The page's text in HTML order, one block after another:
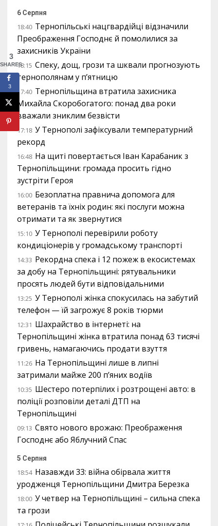
6 Серпня
18:40 Тернопільські нацгвардійці відзначили
Преображення Господнє й помолилися за
захисників України
18:15 Спеку, дощ, грози та шквали прогнозують
тернополянам у п’ятницю
17:40 Тернопільщина втратила захисника
Михайла Скоробогатого: понад два роки
вважали зниклим безвісти
17:18 У Тернополі зафіксували температурний
рекорд
16:48 На щиті повертається Іван Карабаник з
Тернопільщини: громада просить гідно
зустріти Героя
16:00 Безоплатна правнича допомога для
ветеранів та їхніх родин: які послуги можна
отримати та як звернутися
15:10 У Тернополі перевірили роботу
кондиціонерів у громадському транспорті
14:33 Рекордна спека і 12 пожеж в екосистемах
за добу на Тернопільщині: рятувальники
просять людей бути відповідальними
13:25 У Тернополі жінка спокусилась на забутий
телефон — їй загрожує 8 років тюрми
12:31 Шахрайство в інтернеті: на
Тернопільщині жінка втратила понад 63 тисячі
гривень, намагаючись продати взуття
11:26 На Тернопільщині лише в липні
затримали майже 200 п’яних водіїв
10:35 Шестеро потерпілих і розтрощені авто: в
поліції розповіли деталі ДТП на
Тернопільщині
09:13 Свято нового врожаю: Преображення
Господнє або Яблучний Спас
5 Серпня
18:54 Назавжди 33: війна обірвала життя
уродженця Тернопільщини Дмитра Березка
18:00 У четвер на Тернопільщині – сильна спека
та грози
3
SHARES
3